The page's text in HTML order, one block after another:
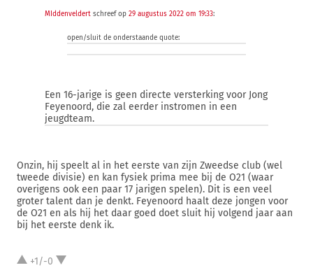
MIddenveldert schreef op 29 augustus 2022 om 19:33:
open/sluit de onderstaande quote:
Een 16-jarige is geen directe versterking voor Jong
Feyenoord, die zal eerder instromen in een
jeugdteam.
Onzin, hij speelt al in het eerste van zijn Zweedse club (wel
tweede divisie) en kan fysiek prima mee bij de O21 (waar
overigens ook een paar 17 jarigen spelen). Dit is een veel
groter talent dan je denkt. Feyenoord haalt deze jongen voor
de O21 en als hij het daar goed doet sluit hij volgend jaar aan
bij het eerste denk ik.
+1/-0